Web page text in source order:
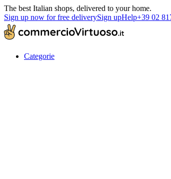
The best Italian shops, delivered to your home.
Sign up now for free deliverySign upHelp+39 02
Categorie